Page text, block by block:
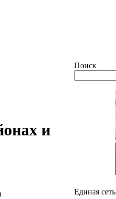
и
Поиск
Единая сеть